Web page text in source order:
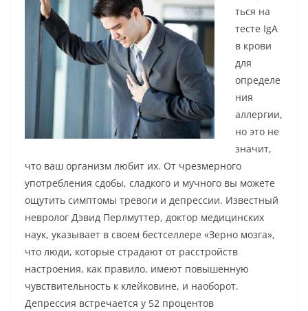
ться на
тесте IgA
в крови
для
определе
ния
аллергии,
но это не
значит,
что ваш организм любит их. От чрезмерного
употребления сдобы, сладкого и мучного вы можете
ощутить симптомы тревоги и депрессии. Известный
невролог Дэвид Перлмуттер, доктор медицинских
наук, указывает в своем бестселлере «Зерно мозга»,
что люди, которые страдают от расстройств
настроения, как правило, имеют повышенную
чувствительность к клейковине, и наоборот.
Депрессия встречается у 52 процентов